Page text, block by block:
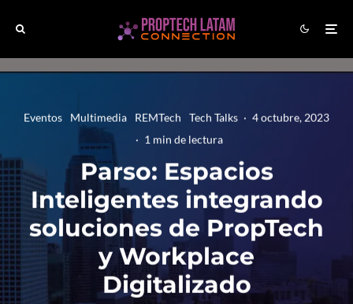
Eventos Multimedia REMTech Tech Talks · 4 octubre, 2023
· 1 min de lectura
Parso: Espacios
Inteligentes integrando
soluciones de PropTech
y Workplace
Digitalizado